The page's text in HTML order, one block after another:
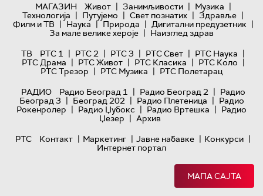
МАГАЗИН
Живот | Занимљивости | Музика |
Технологијa | Путујемо | Свет познатих | Здравље |
Филм и ТВ | Наука | Природа | Дигитални предузетник |
За мале велике хероје | Наизглед здрав
ТВ
РТС 1 | РТС 2 | РТС 3 | РТС Свет | РТС Наука |
РТС Драма | РТС Живот | РТС Класика | РТС Коло |
РТС Трезор | РТС Музика | РТС Полетарац
РАДИО
Радио Београд 1 | Радио Београд 2 | Радио
Београд 3 | Београд 202 | Радио Плетеница | Радио
Рокенролер | Радио Џубокс | Радио Вртешка | Радио
Џезер | Архив
РТС
Контакт | Маркетинг | Јавне набавке | Конкурси |
Интернет портал
МАПА САЈТА